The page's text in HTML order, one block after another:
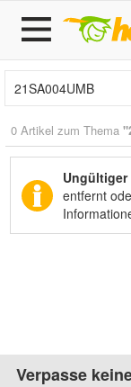
0 Artikel zum Thema
entfernt
Verpasse